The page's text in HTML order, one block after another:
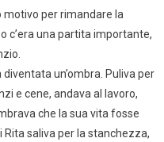
motivo per rimandare la
c’era una partita importante,
un’ombra. Puliva per
e cene, andava al lavoro,
che la sua vita fosse
saliva per la stanchezza,